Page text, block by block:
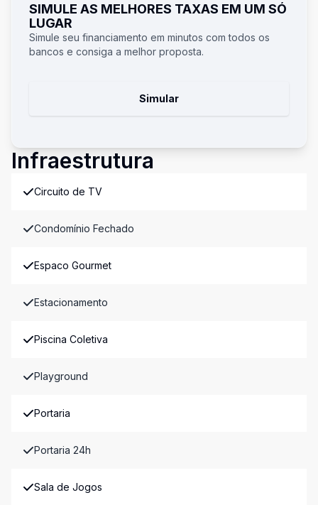
SIMULE AS MELHORES TAXAS EM UM SÓ
LUGAR
Simule seu financiamento em minutos com todos os
bancos e consiga a melhor proposta.
Simular
Infraestrutura
Circuito de TV
Condomínio Fechado
Espaco Gourmet
Estacionamento
Piscina Coletiva
Playground
Portaria
Portaria 24h
Sala de Jogos